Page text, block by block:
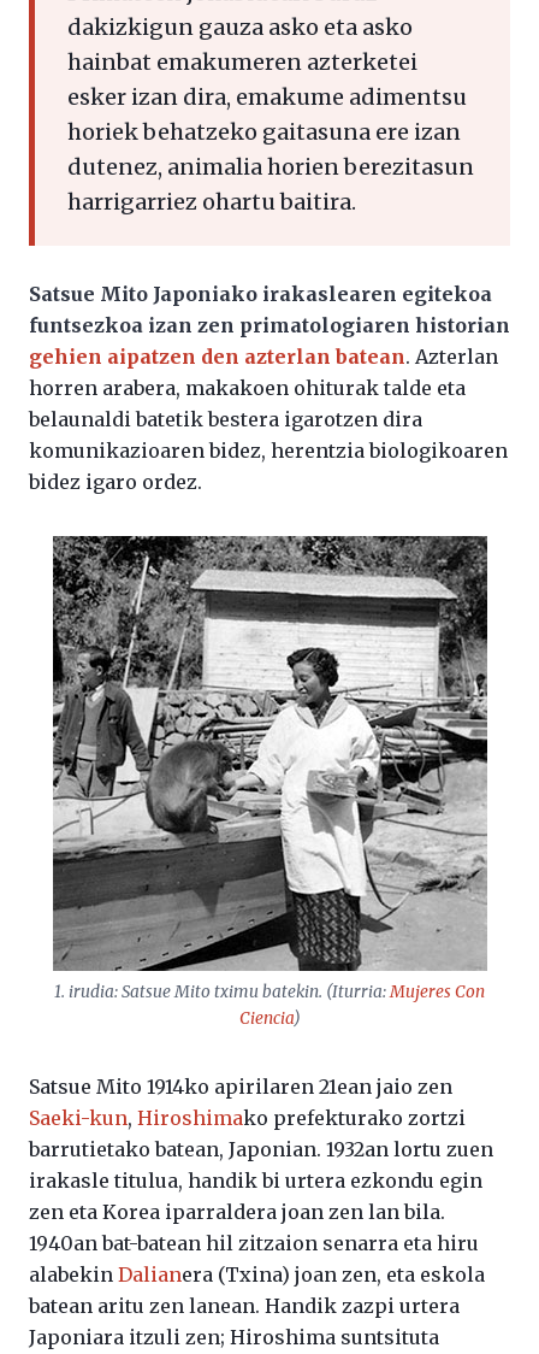
dakizkigun gauza asko eta asko
hainbat emakumeren azterketei
esker izan dira, emakume adimentsu
horiek behatzeko gaitasuna ere izan
dutenez, animalia horien berezitasun
harrigarriez ohartu baitira.
Satsue Mito Japoniako irakaslearen egitekoa
funtsezkoa izan zen primatologiaren historian
gehien aipatzen den azterlan batean. Azterlan
horren arabera, makakoen ohiturak talde eta
belaunaldi batetik bestera igarotzen dira
komunikazioaren bidez, herentzia biologikoaren
bidez igaro ordez.
1. irudia: Satsue Mito tximu batekin. (Iturria:Mujeres Con
Ciencia)
Satsue Mito 1914ko apirilaren 21ean jaio zen
Saeki-kun, Hiroshimako prefekturako zortzi
barrutietako batean, Japonian. 1932an lortu zuen
irakasle titulua, handik bi urtera ezkondu egin
zen eta Korea iparraldera joan zen lan bila.
1940an bat-batean hil zitzaion senarra eta hiru
alabekin Dalianera (Txina) joan zen, eta eskola
batean aritu zen lanean. Handik zazpi urtera
Japoniara itzuli zen; Hiroshima suntsituta